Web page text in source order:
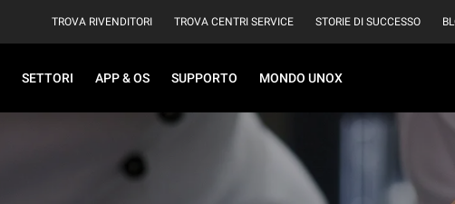
TROVA RIVENDITORI TROVA CENTRI SERVICE STORIE DI SUCCESSO
SETTORI APP & OS SUPPORTO MONDO UNOX